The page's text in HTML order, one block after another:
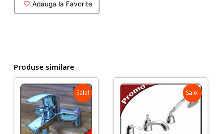
Grohe
Adauga la Favorite
Produse similare
Sale! Sale!